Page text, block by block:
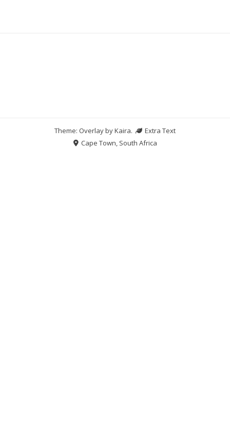
Theme: Overlay byKaira.
Extra Text
Cape Town, South Africa